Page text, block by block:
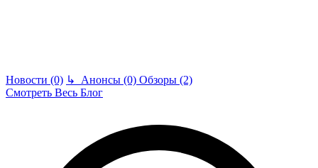
Новости (0) ↳ Анонсы (0) Обзоры (2)
Смотреть Весь Блог